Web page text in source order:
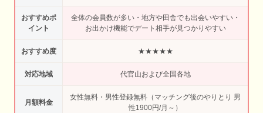
おすすめポ
イント
全体の会員数が多い・地方や田舎でも出会いやすい・
お出かけ機能でデート相手が見つかりやすい
おすすめ度 ★★★★★
対応地域 代官山および全国各地
月額料金
女性無料・男性登録無料（マッチング後のやりとり 男
性1900円/月～）